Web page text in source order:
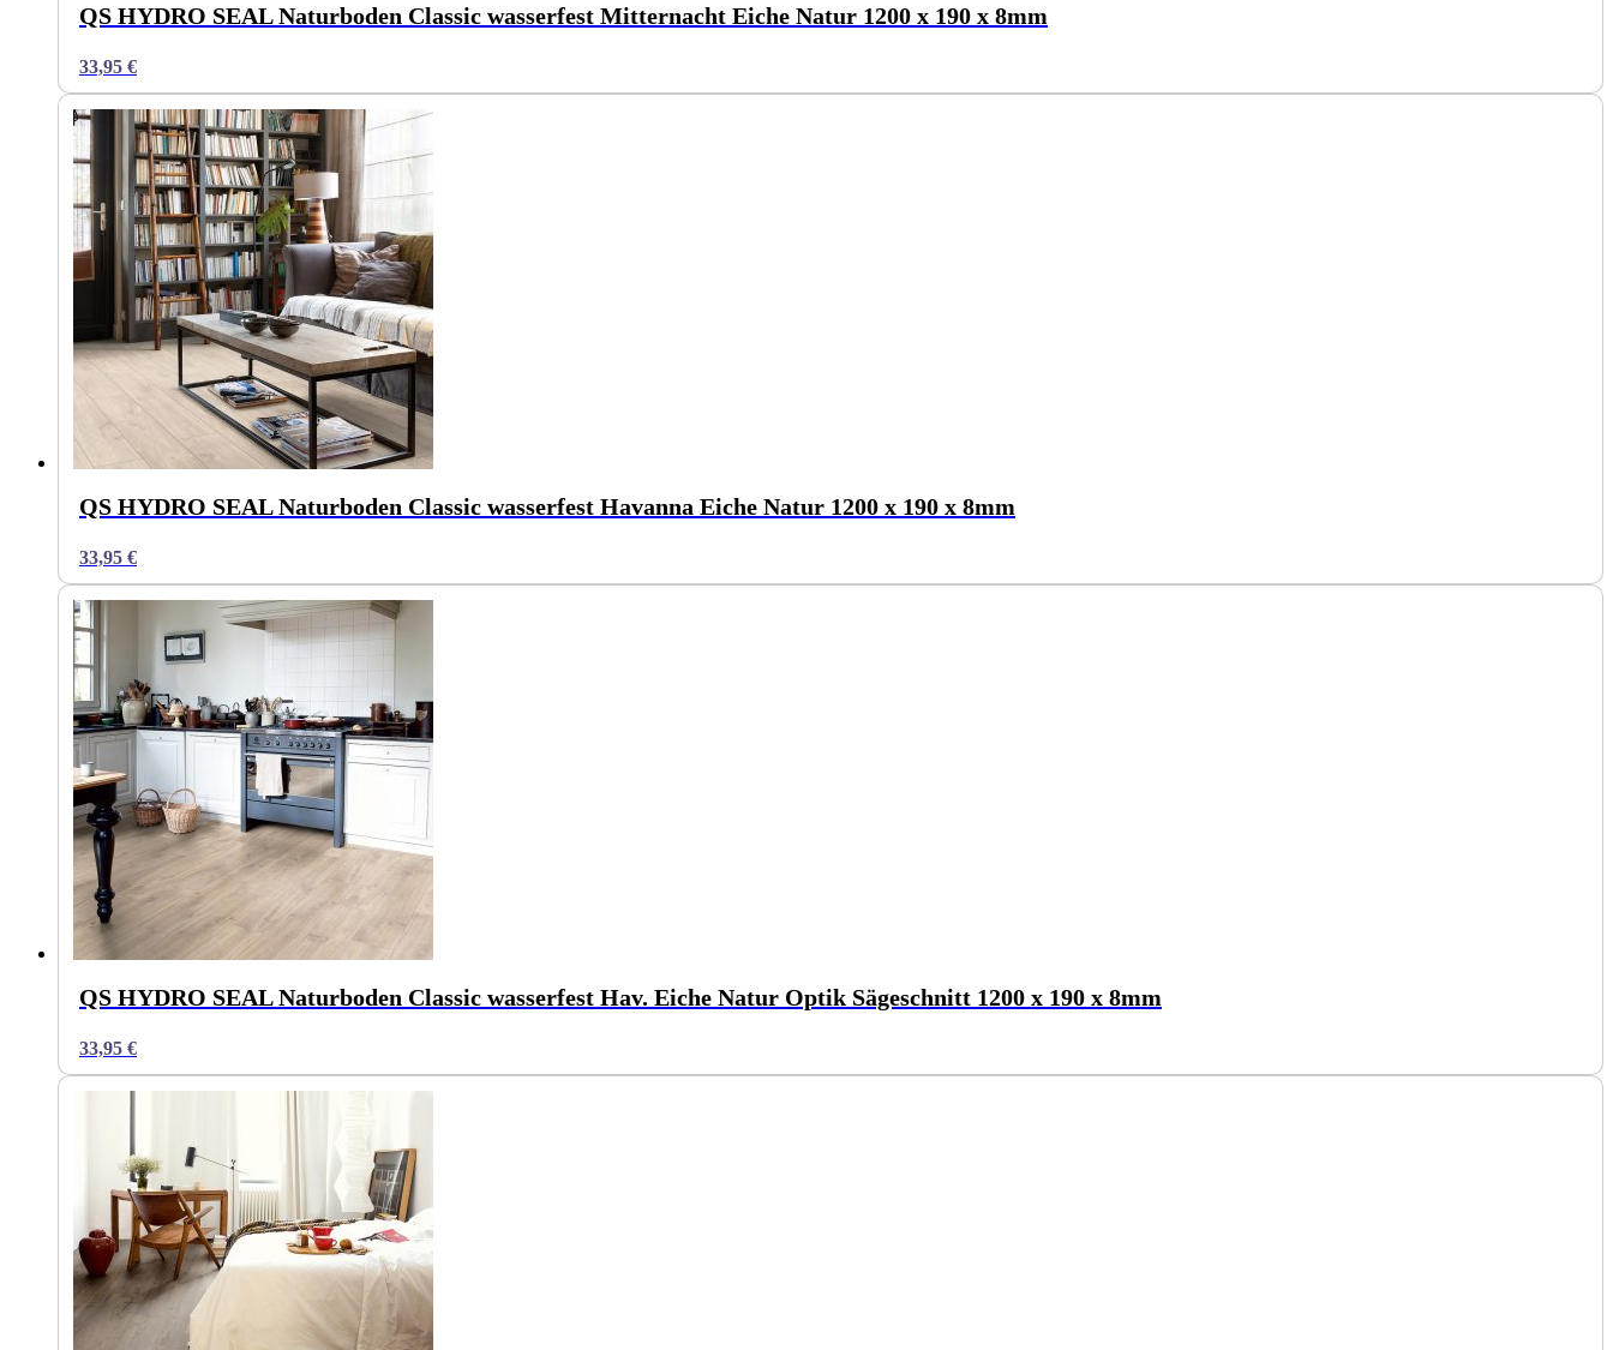
QS HYDRO SEAL Naturboden Classic wasserfest Mitternacht Eiche Natur 1200 x 190 x 8mm
33,95 €
QS HYDRO SEAL Naturboden Classic wasserfest Havanna Eiche Natur 1200 x 190 x 8mm
33,95 €
QS HYDRO SEAL Naturboden Classic wasserfest Hav. Eiche Natur Optik Sägeschnitt 1200 x 190 x 8mm
33,95 €